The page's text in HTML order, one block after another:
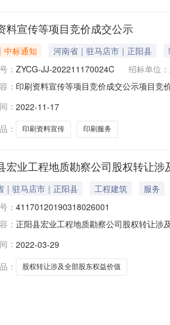
料宣传等项目竞价成交公示
中标通知 河南省｜驻马店市｜正阳县
： ZYCG-JJ-202211170024C 招标单位：
： 印刷资料宣传等项目竞价成交公示项目竞
（北京时间）：2022-11-1715:26:27报价
： 2022-11-17
：
印刷资料宣传 印刷服务
宏业工程地质勘察公司股权转让
｜驻马店市｜正阳县 工程建筑 服务
： 41170120190318026001
： 正阳县宏业工程地质勘察公司股权转让涉
1、转让标的：正阳县宏业工程地质勘察
况及转让标的评估备案情况：正阳县宏业工
： 2022-03-29
：
股权转让涉及全部股东权益价值